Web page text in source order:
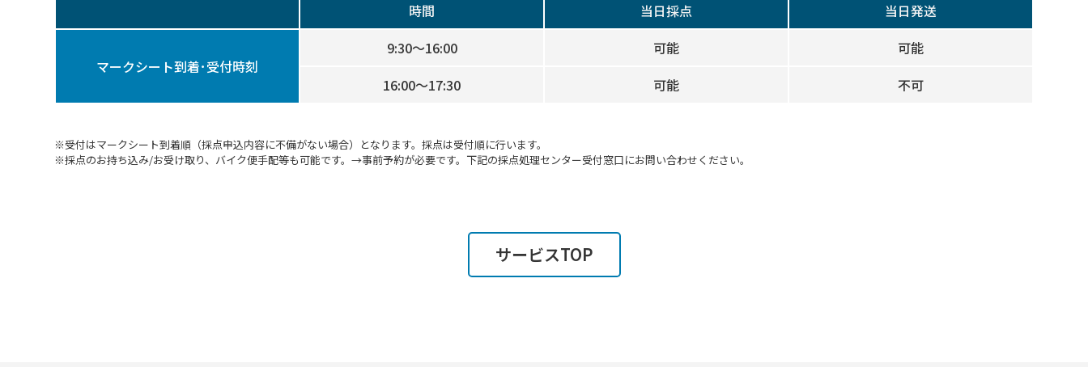
時間 当日採点 当日発送
マークシート到着･受付時刻
9:30～16:00 可能
可能
16:00～17:30
可能 不可
※受付はマークシート到着順（採点申込内容に不備がない場合）となります。採点は受付順に行います。
※採点のお持ち込み/お受け取り、バイク便手配等も可能です。→事前予約が必要です。下記の採点処理センター受付窓口にお問い合わせください。
サービスTOP